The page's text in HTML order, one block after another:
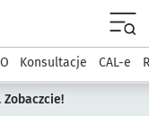
Rozmawia
Konsultacje CAL-e